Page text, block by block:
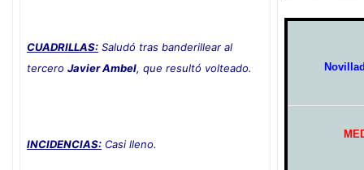
CUADRILLAS: Saludó tras banderillear al
tercero Javier Ambel, que resultó volteado.
INCIDENCIAS: Casi lleno.